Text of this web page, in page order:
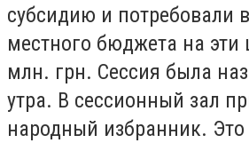
субсидию и потребовали
местного бюджета на эти
млн. грн. Сессия была
утра. В сессионный зал
народный избранник. Это